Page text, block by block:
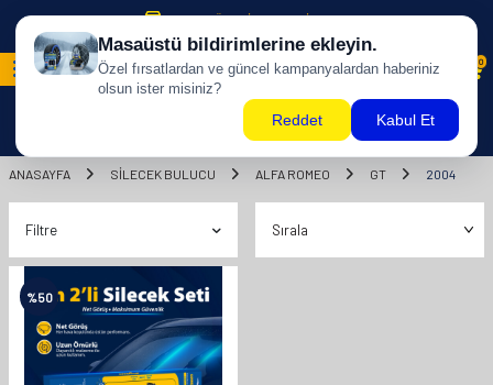
500 TL ÜZERİ KARGO BİZDEN !
0
ANASAYFA SILECEK BULUCU ALFA ROMEO GT 2004
Filtre
%50